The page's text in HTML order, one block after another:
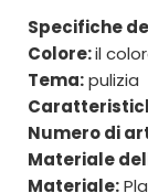
Specifiche
Colore:il
Tema:pulizia
Numero di
Materiale
Materiale: